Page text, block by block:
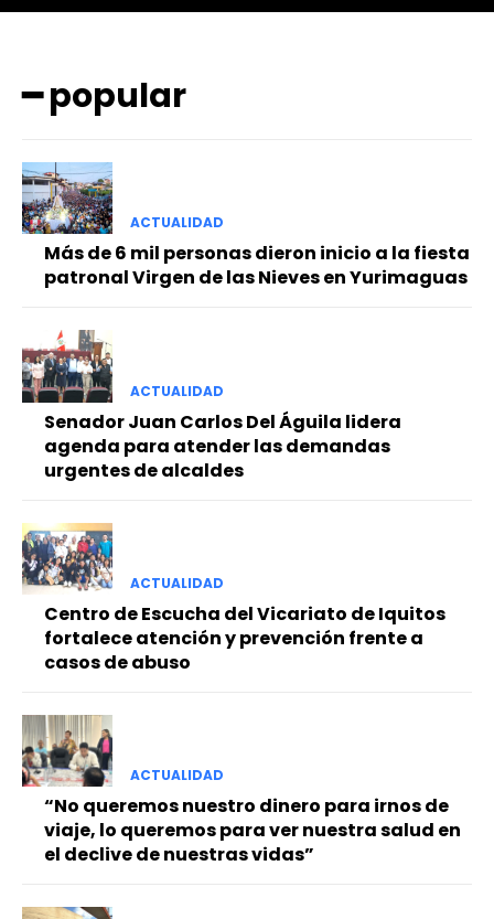
━ popular
ACTUALIDAD
Más de 6 mil personas dieron inicio a la fiesta
patronal Virgen de las Nieves en Yurimaguas
ACTUALIDAD
Senador Juan Carlos Del Águila lidera
agenda para atender las demandas
urgentes de alcaldes
ACTUALIDAD
Centro de Escucha del Vicariato de Iquitos
fortalece atención y prevención frente a
casos de abuso
ACTUALIDAD
“No queremos nuestro dinero para irnos de
viaje, lo queremos para ver nuestra salud en
el declive de nuestras vidas”